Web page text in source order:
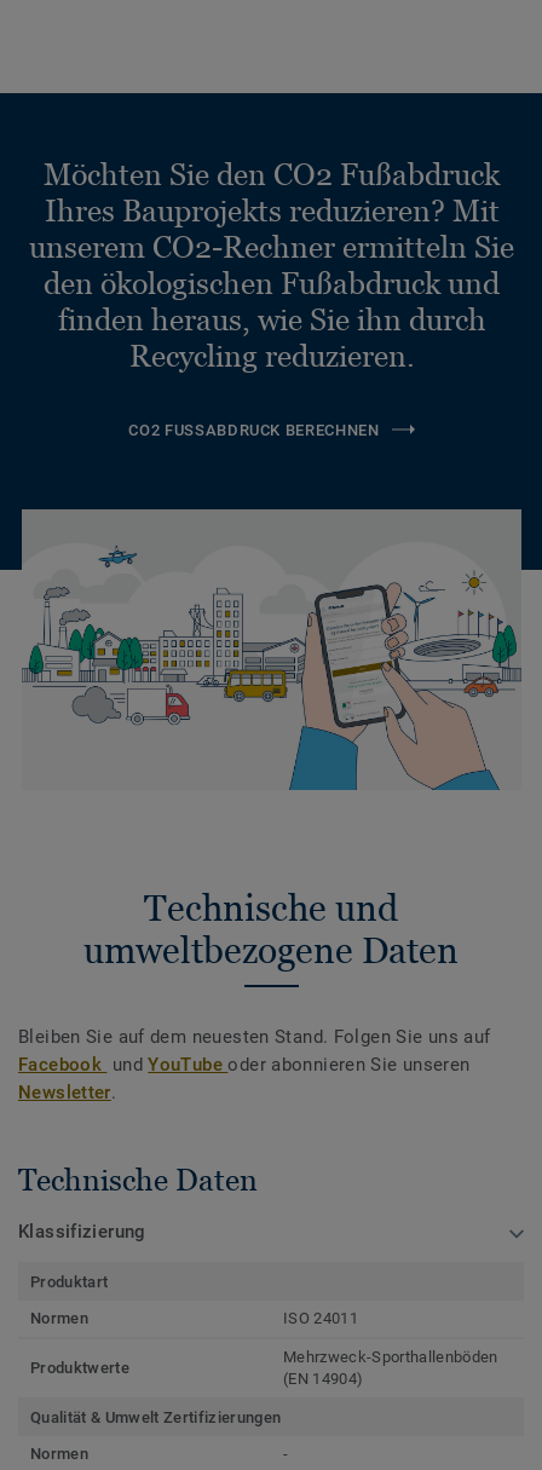
Möchten Sie den CO2 Fußabdruck
Ihres Bauprojekts reduzieren? Mit
unserem CO2-Rechner ermitteln Sie
den ökologischen Fußabdruck und
finden heraus, wie Sie ihn durch
Recycling reduzieren.
CO2 FUSSABDRUCK BERECHNEN
Technische und
umweltbezogene Daten
Bleiben Sie auf dem neuesten Stand. Folgen Sie uns auf
Facebook undYouTubeoder abonnieren Sie unseren
Newsletter.
Technische Daten
Klassifizierung
Produktart
Normen
ISO 24011
Produktwerte
Mehrzweck-Sporthallenböden
(EN 14904)
Qualität & Umwelt Zertifizierungen
Normen
-